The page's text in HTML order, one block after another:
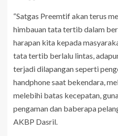
“Satgas Preemtif akan terus
himbauan tata tertib dalam
harapan kita kepada
tata tertib berlalu lintas,
terjadi dilapangan seperti
handphone saat bekendara,
melebihi batas kecepatan,
pengaman dan baberapa
AKBP Dasril.